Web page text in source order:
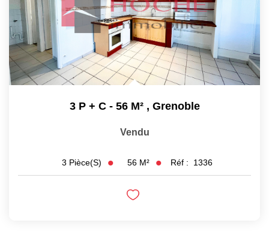
3 P + C - 56 M² , Grenoble
Vendu
3 Pièce(s) 56 M² Réf : 1336